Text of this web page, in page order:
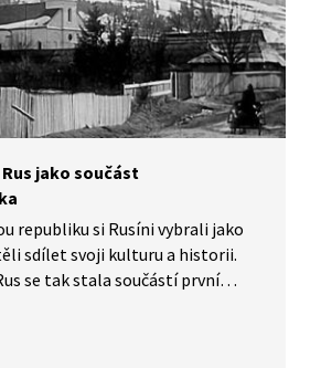
jako součást
republiku si Rusíni vybrali jako
sdílet svoji kulturu a historii.
se tak stala součástí první
této doby.